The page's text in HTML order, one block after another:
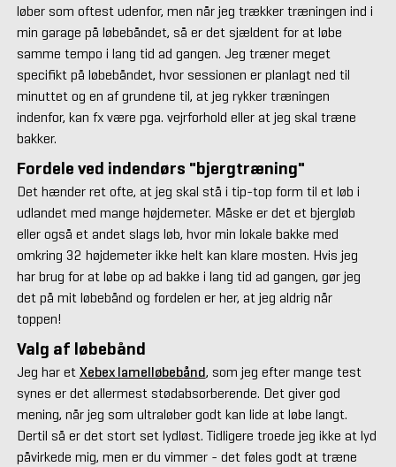
løber som oftest udenfor, men når jeg trækker træningen ind i
min garage på løbebåndet, så er det sjældent for at løbe
samme tempo i lang tid ad gangen. Jeg træner meget
specifikt på løbebåndet, hvor sessionen er planlagt ned til
minuttet og en af grundene til, at jeg rykker træningen
indenfor, kan fx være pga. vejrforhold eller at jeg skal træne
bakker.
Fordele ved indendørs "bjergtræning"
Det hænder ret ofte, at jeg skal stå i tip-top form til et løb i
udlandet med mange højdemeter. Måske er det et bjergløb
eller også et andet slags løb, hvor min lokale bakke med
omkring 32 højdemeter ikke helt kan klare mosten. Hvis jeg
har brug for at løbe op ad bakke i lang tid ad gangen, gør jeg
det på mit løbebånd og fordelen er her, at jeg aldrig når
toppen!
Valg af løbebånd
Jeg har et Xebex lamelløbebånd, som jeg efter mange test
synes er det allermest stødabsorberende. Det giver god
mening, når jeg som ultraløber godt kan lide at løbe langt.
Dertil så er det stort set lydløst. Tidligere troede jeg ikke at lyd
påvirkede mig, men er du vimmer - det føles godt at træne